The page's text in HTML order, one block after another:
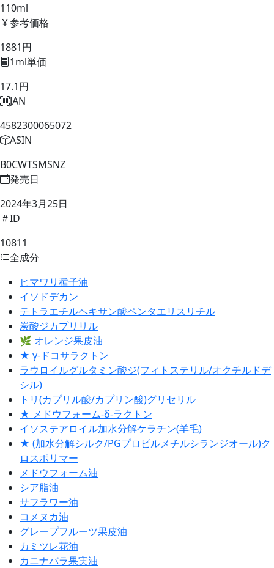
110ml
参考価格
1881円
1ml単価
17.1円
JAN
4582300065072
ASIN
B0CWTSMSNZ
発売日
2024年3月25日
ID
10811
全成分
ヒマワリ種子油
イソドデカン
テトラエチルヘキサン酸ペンタエリスリチル
炭酸ジカプリリル
🌿 オレンジ果皮油
★ γ-ドコサラクトン
ラウロイルグルタミン酸ジ(フィトステリル/オクチルドデ
シル)
トリ(カプリル酸/カプリン酸)グリセリル
★ メドウフォーム-δ-ラクトン
イソステアロイル加水分解ケラチン(羊毛)
★ (加水分解シルク/PGプロピルメチルシランジオール)ク
ロスポリマー
メドウフォーム油
シア脂油
サフラワー油
コメヌカ油
グレープフルーツ果皮油
カミツレ花油
カニナバラ果実油